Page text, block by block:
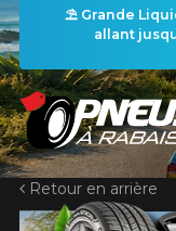
⛱️ Grande
allant
ACCUEIL
Retour en arrière